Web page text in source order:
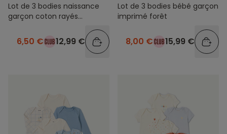
Lot de 3 bodies naissance
garçon coton rayés
6,50 € 12,99 €
Lot de 3 bodies bébé garçon
imprimé forêt
8,00 € 15,99 €